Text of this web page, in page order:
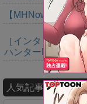
【MHNow】週間
［インタビュー］
ハンターNow」の
人気記事ランキン